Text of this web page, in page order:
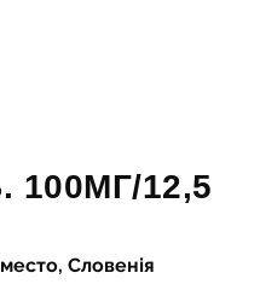
100МГ/12,5
Словенія